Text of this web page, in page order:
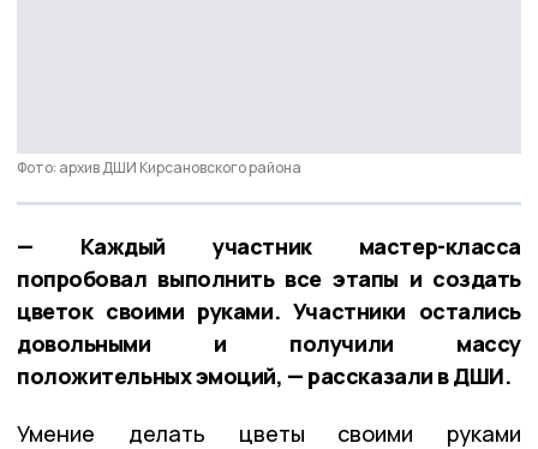
Фото: архив ДШИ Кирсановского района
— Каждый участник мастер-класса
попробовал выполнить все этапы и создать
цветок своими руками. Участники остались
довольными и получили массу
положительных эмоций, — рассказали в ДШИ.
Умение делать цветы своими руками